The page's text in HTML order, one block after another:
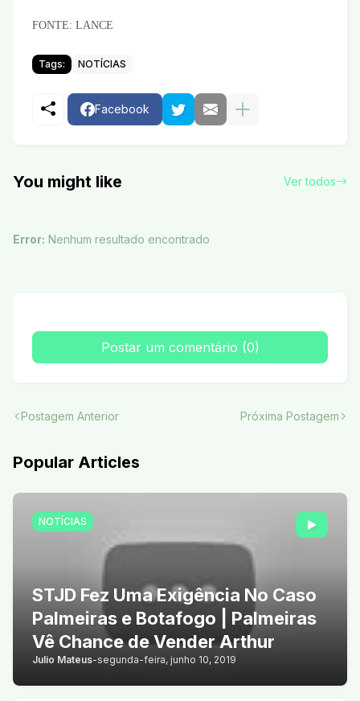
FONTE: LANCE
Tags: NOTÍCIAS
Facebook
You might like Ver todos
Error: Nenhum resultado encontrado
Postar um comentário (0)
Postagem Anterior Próxima Postagem
Popular Articles
NOTÍCIAS
STJD Fez Uma Exigência No Caso
Palmeiras e Botafogo | Palmeiras
Vê Chance de Vender Arthur
Julio Mateus-segunda-feira, junho 10, 2019